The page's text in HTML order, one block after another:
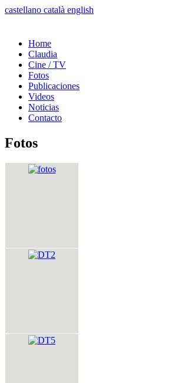
castellano català english
Home
Claudia
Cine / TV
Fotos
Publicaciones
Videos
Noticias
Contacto
Fotos